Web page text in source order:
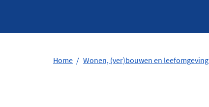
Home Wonen, (ver)bouwen en leefomgeving